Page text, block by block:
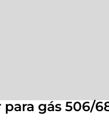
para gás 506/